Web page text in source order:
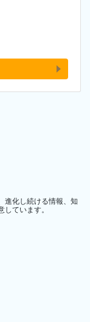
進化し続ける情報、知
ています。